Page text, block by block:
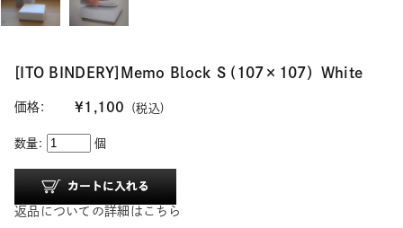
[ITO BINDERY]Memo Block S (107×107）White
価格: ¥1,100 (税込)
数量: 個
返品についての詳細はこちら